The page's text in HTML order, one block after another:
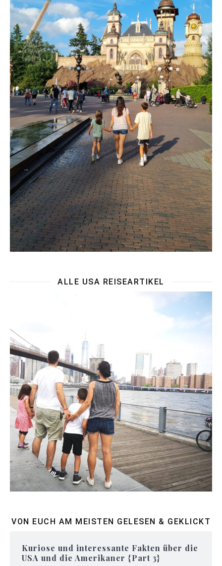
ALLE USA REISEARTIKEL
VON EUCH AM MEISTEN GELESEN & GEKLICKT
Kuriose und interessante Fakten über die
USA und die Amerikaner {Part 3}